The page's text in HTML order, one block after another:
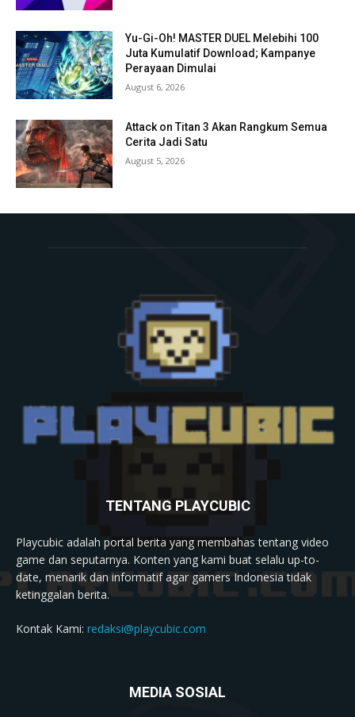
Yu-Gi-Oh! MASTER DUEL Melebihi 100
Juta Kumulatif Download; Kampanye
Perayaan Dimulai
August 6, 2026
Attack on Titan 3 Akan Rangkum Semua
Cerita Jadi Satu
August 5, 2026
TENTANG PLAYCUBIC
Playcubic adalah portal berita yang membahas tentang video
game dan seputarnya. Konten yang kami buat selalu up-to-
date, menarik dan informatif agar gamers Indonesia tidak
ketinggalan berita.
Kontak Kami: redaksi@playcubic.com
MEDIA SOSIAL